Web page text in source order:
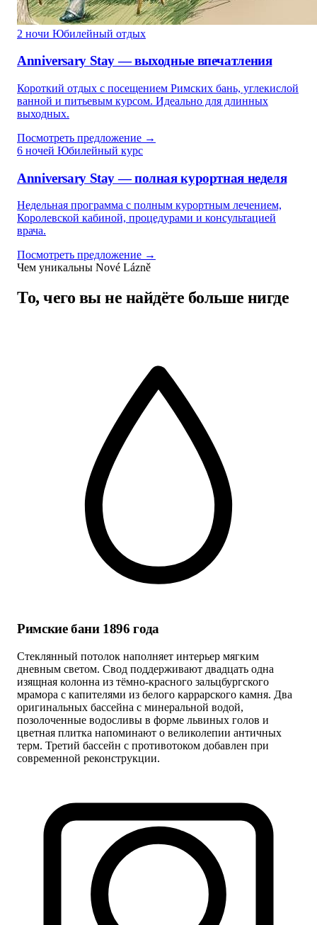
2 ночи Юбилейный отдых
Anniversary Stay — выходные впечатления
Короткий отдых с посещением Римских бань, углекислой
ванной и питьевым курсом. Идеально для длинных
выходных.
Посмотреть предложение →
6 ночей Юбилейный курс
Anniversary Stay — полная курортная неделя
Недельная программа с полным курортным лечением,
Королевской кабиной, процедурами и консультацией
врача.
Посмотреть предложение →
Чем уникальны Nové Lázně
То, чего вы не найдёте больше нигде
Римские бани 1896 года
Стеклянный потолок наполняет интерьер мягким
дневным светом. Свод поддерживают двадцать одна
изящная колонна из тёмно-красного зальцбургского
мрамора с капителями из белого каррарского камня. Два
оригинальных бассейна с минеральной водой,
позолоченные водосливы в форме львиных голов и
цветная плитка напоминают о великолепии античных
терм. Третий бассейн с противотоком добавлен при
современной реконструкции.